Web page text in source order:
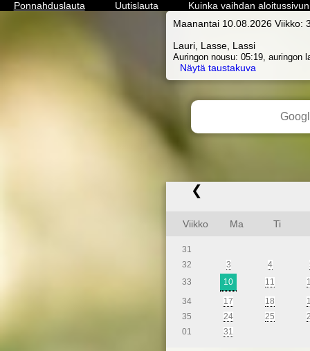
Ponnahduslauta Uutislauta
Kuinka vaihdan aloitussivun
Maanantai 10.08.2026 Viikko:
Lauri, Lasse, Lassi
Auringon nousu: 05:19, auringon
Näytä taustakuva
❮
Viikko Ma Ti
31
32
3 4
33
10 11
34
17 18
35
24 25
01
31